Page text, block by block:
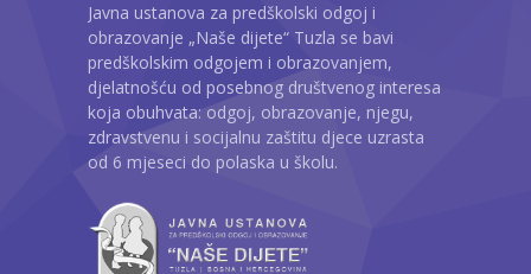
Javna ustanova za predškolski odgoj i
obrazovanje „Naše dijete“ Tuzla se bavi
predškolskim odgojem i obrazovanjem,
djelatnošću od posebnog društvenog interesa
koja obuhvata: odgoj, obrazovanje, njegu,
zdravstvenu i socijalnu zaštitu djece uzrasta
od 6 mjeseci do polaska u školu.